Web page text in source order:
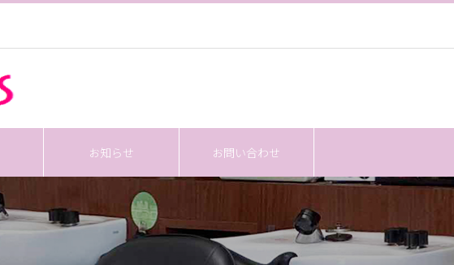
お知らせ お問い合わせ